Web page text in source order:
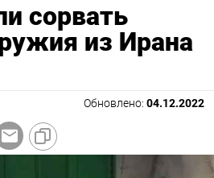
сорвать
из Ирана
Обновлено: 04.12.2022